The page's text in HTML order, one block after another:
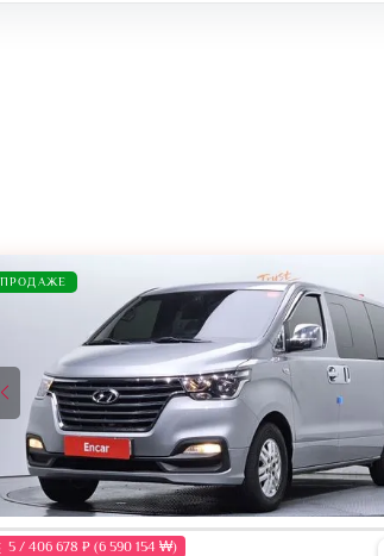
5 / 406 678 ₽ (6 590 154 ₩)